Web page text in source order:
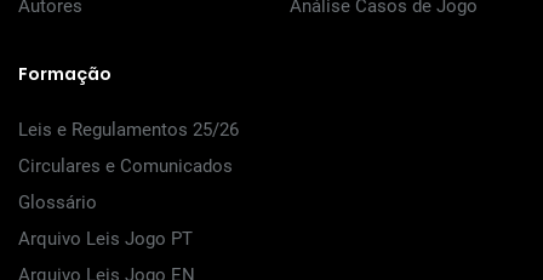
Autores
Análise Casos de Jogo
Formação
Leis e Regulamentos 25/26
Circulares e Comunicados
Glossário
Arquivo Leis Jogo PT
Arquivo Leis Jogo EN